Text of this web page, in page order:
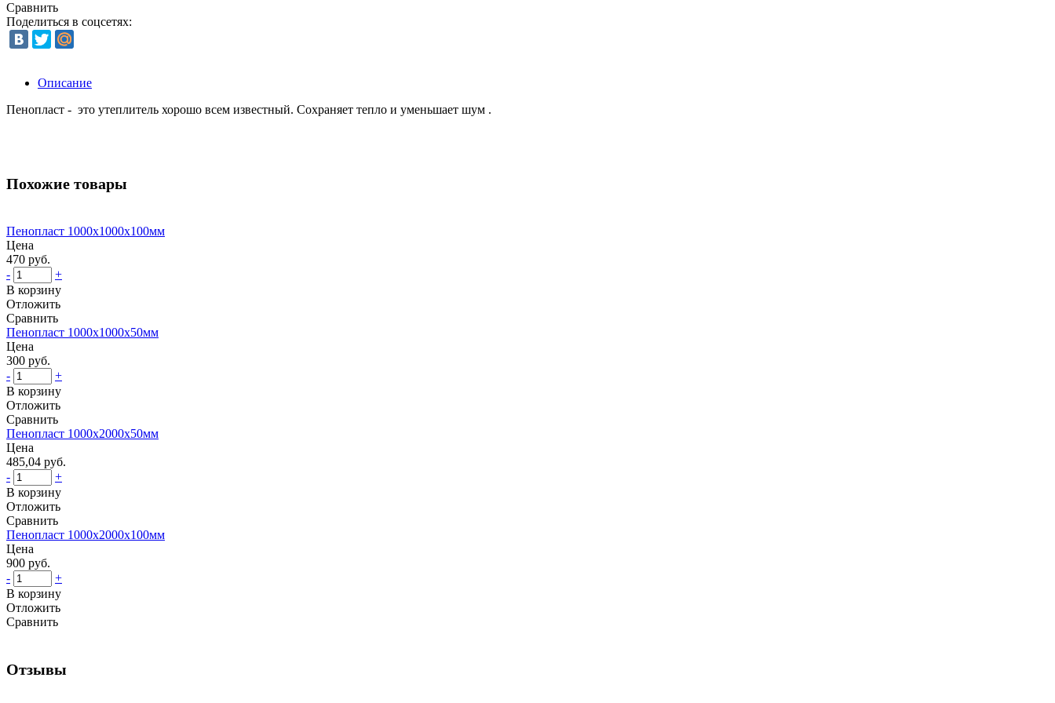
Сравнить
Поделиться в соцсетях:
Описание
Пенопласт - это утеплитель хорошо всем известный. Сохраняет тепло и уменьшает шум .
Похожие товары
Пенопласт 1000х1000х100мм
Цена
470 руб.
-
+
В корзину
Отложить
Сравнить
Пенопласт 1000х1000х50мм
Цена
300 руб.
-
+
В корзину
Отложить
Сравнить
Пенопласт 1000х2000х50мм
Цена
485,04 руб.
-
+
В корзину
Отложить
Сравнить
Пенопласт 1000х2000х100мм
Цена
900 руб.
-
+
В корзину
Отложить
Сравнить
Отзывы